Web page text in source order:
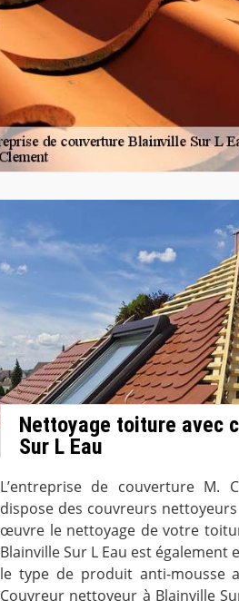
Nettoyage toiture avec
Sur L Eau
L’entreprise de couverture M.
dispose des couvreurs
œuvre le nettoyage de votre
Blainville Sur L Eau est
le type de produit anti-mousse
Couvreur nettoyeur à Blainville